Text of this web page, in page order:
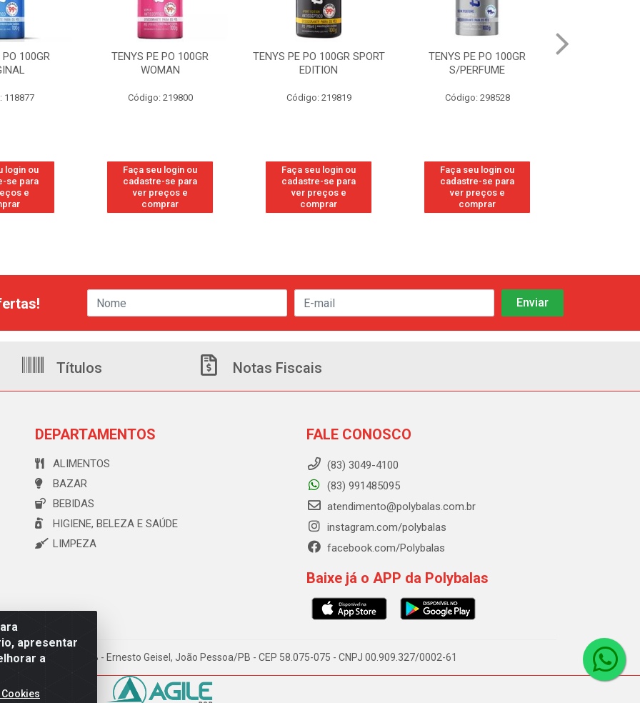
100GR
118877
login ou
se para
e
TENYS PE PO 100GR
WOMAN
Código: 219800
Faça seu login ou
cadastre-se para
ver preços e
comprar
TENYS PE PO 100GR SPORT
EDITION
Código: 219819
Faça seu login ou
cadastre-se para
ver preços e
comprar
TENYS PE PO 100GR
S/PERFUME
Código: 298528
Faça seu login ou
cadastre-se para
ver preços e
comprar
apresentar
a
Títulos Notas Fiscais
DEPARTAMENTOS
ALIMENTOS
BAZAR
BEBIDAS
HIGIENE, BELEZA E SAÚDE
LIMPEZA
FALE CONOSCO
(83) 3049-4100
(83) 991485095
atendimento@polybalas.com.br
instagram.com/polybalas
facebook.com/Polybalas
Baixe já o APP da Polybalas
173 Galpão B - Ernesto Geisel, João Pessoa/PB - CEP 58.075-075 - CNPJ 00.909.327/0002-61